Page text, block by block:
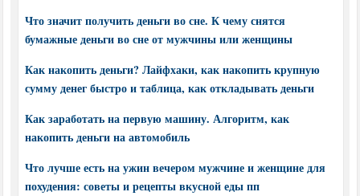
Что значит получить деньги во сне. К чему снятся
бумажные деньги во сне от мужчины или женщины
Как накопить деньги? Лайфхаки, как накопить крупную
сумму денег быстро и таблица, как откладывать деньги
Как заработать на первую машину. Алгоритм, как
накопить деньги на автомобиль
Что лучше есть на ужин вечером мужчине и женщине для
похудения: советы и рецепты вкусной еды пп